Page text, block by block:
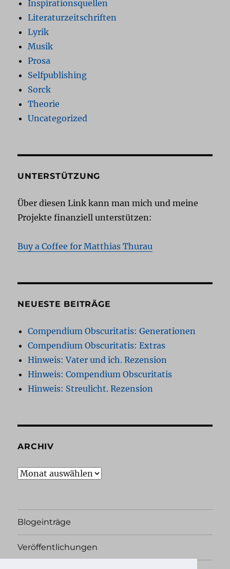
Inspirationsquellen
Literaturzeitschriften
Lyrik
Musik
Prosa
Selfpublishing
Sorck
Theorie
Uncategorized
UNTERSTÜTZUNG
Über diesen Link kann man mich und meine
Projekte finanziell unterstützen:
Buy a Coffee for Matthias Thurau
NEUESTE BEITRÄGE
Compendium Obscuritatis: Generationen
Compendium Obscuritatis: Extras
Hinweis: Vater und ich. Rezension
Hinweis: Compendium Obscuritatis
Hinweis: Streulicht. Rezension
ARCHIV
Archiv
Blogeinträge
Veröffentlichungen